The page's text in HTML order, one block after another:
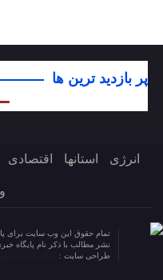
پر بازدید ترین ها
انرژی استانها اقتصادی
تمام حقوق این وب سایت برای
نشر مطالب با ذکر نام پایگاه
طراحی سایت :